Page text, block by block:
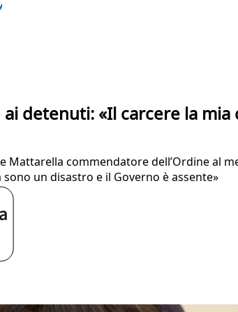
detenuti: «Il carcere la mia
Mattarella commendatore dell’Ordine al
un disastro e il Governo è assente»